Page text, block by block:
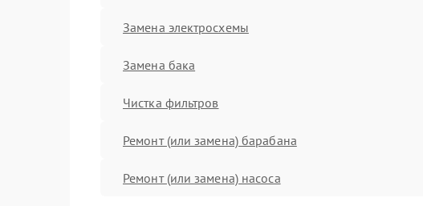
Замена электросхемы
Замена бака
Чистка фильтров
Ремонт (или замена) барабана
Ремонт (или замена) насоса